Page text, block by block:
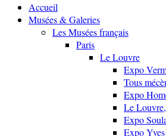
Accueil
Musées & Galeries
Les Musées français
Paris
Le Louvre
Expo
Tous
Expo
Le
Expo
Expo